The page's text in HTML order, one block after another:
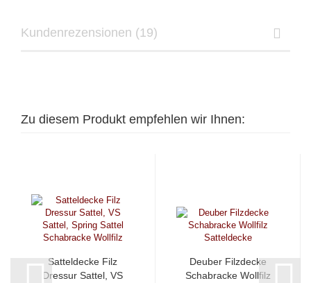
Kundenrezensionen (19)
Zu diesem Produkt empfehlen wir Ihnen:
Satteldecke Filz
Dressur Sattel, VS
Deuber Filzdecke
Schabracke Wollfilz